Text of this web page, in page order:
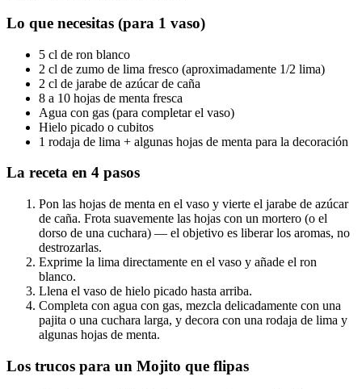
Lo que necesitas (para 1 vaso)
5 cl de ron blanco
2 cl de zumo de lima fresco (aproximadamente 1/2 lima)
2 cl de jarabe de azúcar de caña
8 a 10 hojas de menta fresca
Agua con gas (para completar el vaso)
Hielo picado o cubitos
1 rodaja de lima + algunas hojas de menta para la decoración
La receta en 4 pasos
Pon las hojas de menta en el vaso y vierte el jarabe de azúcar
de caña. Frota suavemente las hojas con un mortero (o el
dorso de una cuchara) — el objetivo es liberar los aromas, no
destrozarlas.
Exprime la lima directamente en el vaso y añade el ron
blanco.
Llena el vaso de hielo picado hasta arriba.
Completa con agua con gas, mezcla delicadamente con una
pajita o una cuchara larga, y decora con una rodaja de lima y
algunas hojas de menta.
Los trucos para un Mojito que flipas